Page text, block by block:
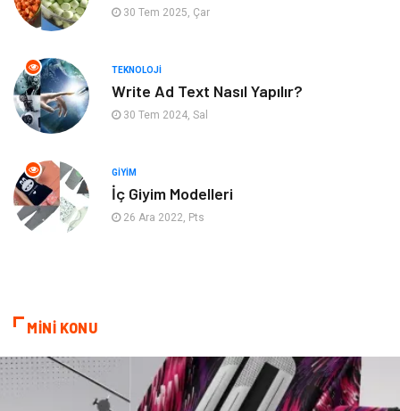
Güzellik
Maden ve Metal
Bahçe Ev
Nakliyat
Endüstriyel Ürünler
Dernekler ve Birlikler Pazarlama
30 Tem 2025, Çar
TEKNOLOJI
Write Ad Text Nasıl Yapılır?
30 Tem 2024, Sal
GIYIM
İç Giyim Modelleri
26 Ara 2022, Pts
MİNİ KONU